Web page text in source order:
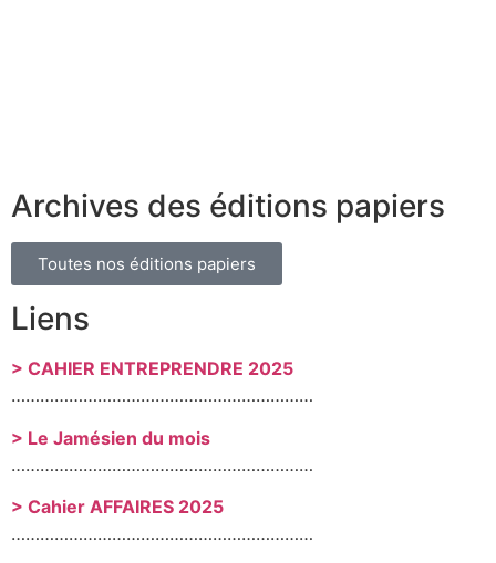
Archives des éditions papiers
Toutes nos éditions papiers
Liens
> CAHIER ENTREPRENDRE 2025
………………………………………………………
> Le Jamésien du mois
………………………………………………………
> Cahier AFFAIRES 2025
………………………………………………………